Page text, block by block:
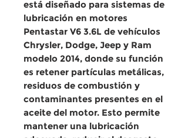
está diseñado para sistemas de
lubricación en motores
Pentastar V6 3.6L de vehículos
Chrysler, Dodge, Jeep y Ram
modelo 2014, donde su función
es retener partículas metálicas,
residuos de combustión y
contaminantes presentes en el
aceite del motor. Esto permite
mantener una lubricación